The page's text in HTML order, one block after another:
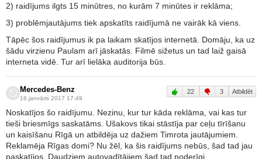
2) raidījums ilgts 15 minūtres, no kurām 7 minūtes ir reklāma;
3) problēmjautājums tiek apskatīts raidījumā ne vairāk kā viens.
Tāpēc šos raidījumus ik pa laikam skatījos internetā. Domāju, ka uz
šādu virzienu Paulam arī jāskatās. Filmē sižetus un tad laiž gaisā
interneta vidē. Tur arī lielāka auditorija būs.
Mercedes-Benz
16.janvāris 2017 17:49
22 3 Atbildēt
Noskatījos šo raidījumu. Nezinu, kur tur kāda reklāma, vai kas tur
tieši briesmīgs saskatāms. Ušakovs tikai stāstīja par ceļu tīrīšanu
un kaisīšanu Rīgā un atbildēja uz dažiem Timrota jautājumiem.
Reklamēja Rīgas domi? Nu žēl, ka šis raidījums nebūs, šad tad jau
paskatījos. Daudziem autovadītājiem šad tad noderīgi.